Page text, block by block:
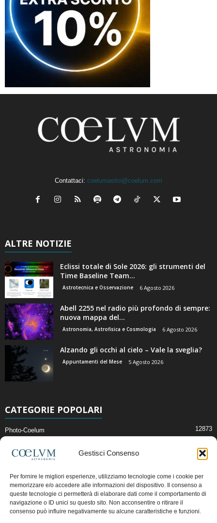
Gestisci Consenso
Per fornire le migliori esperienze, utilizziamo tecnologie come i cookie per
memorizzare e/o accedere alle informazioni del dispositivo. Il consenso a
queste tecnologie ci permetterà di elaborare dati come il comportamento di
navigazione o ID unici su questo sito. Non acconsentire o ritirare il
consenso può influire negativamente su alcune caratteristiche e funzioni.
Contattaci: coelumastro@coelum.com
ALTRE NOTIZIE
Eclissi totale di Sole 2026: gli strumenti del
Time Baseline Team...
Astrotecnica e Osservazione 6 Agosto 2026
Abell 2255 nel radio più profondo di sempre:
nuova mappa del...
Astronomia, Astrofisica e Cosmologia 6 Agosto 2026
Alzando gli occhi al cielo – Vale la sveglia?
Appuntamenti del Mese 5 Agosto 2026
CATEGORIE POPOLARI
Photo-Coelum 12873
News di Astronomia 2409
Cielo del Mese
Astronomia, Astrofisica e Cosmologia
Articoli e Risorse On-Line